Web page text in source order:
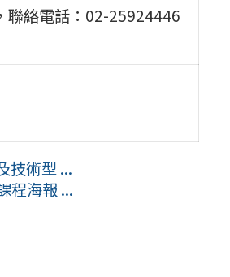
聯絡電話：02-25924446
技術型 ...
程海報 ...